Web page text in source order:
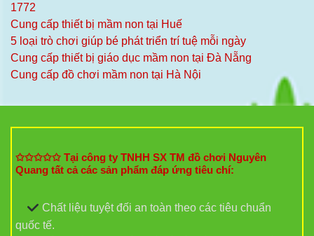
1772
Cung cấp thiết bị mầm non tại Huế
5 loại trò chơi giúp bé phát triển trí tuệ mỗi ngày
Cung cấp thiết bị giáo dục mầm non tại Đà Nẵng
Cung cấp đồ chơi mầm non tại Hà Nội
✩✩✩✩✩ Tại công ty TNHH SX TM đồ chơi Nguyên
Quang tất cả các sản phẩm đáp ứng tiêu chí:
Chất liệu tuyệt đối an toàn theo các tiêu chuẩn
quốc tế.